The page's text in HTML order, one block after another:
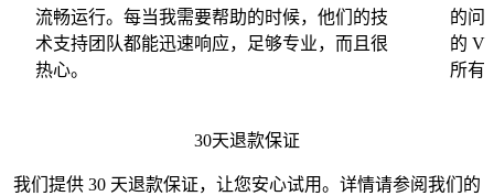
流畅运行。每当我需要帮助的时候，他们的技
术支持团队都能迅速响应，足够专业，而且很
热心。
的问
的
所有
30天退款保证
我们提供 30 天退款保证，让您安心试用。详情请参阅我们的